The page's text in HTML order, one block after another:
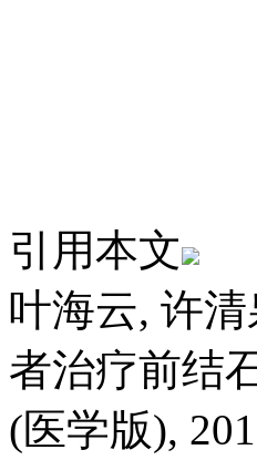
引用本文
叶海云, 许
者治疗前结
(医学版),